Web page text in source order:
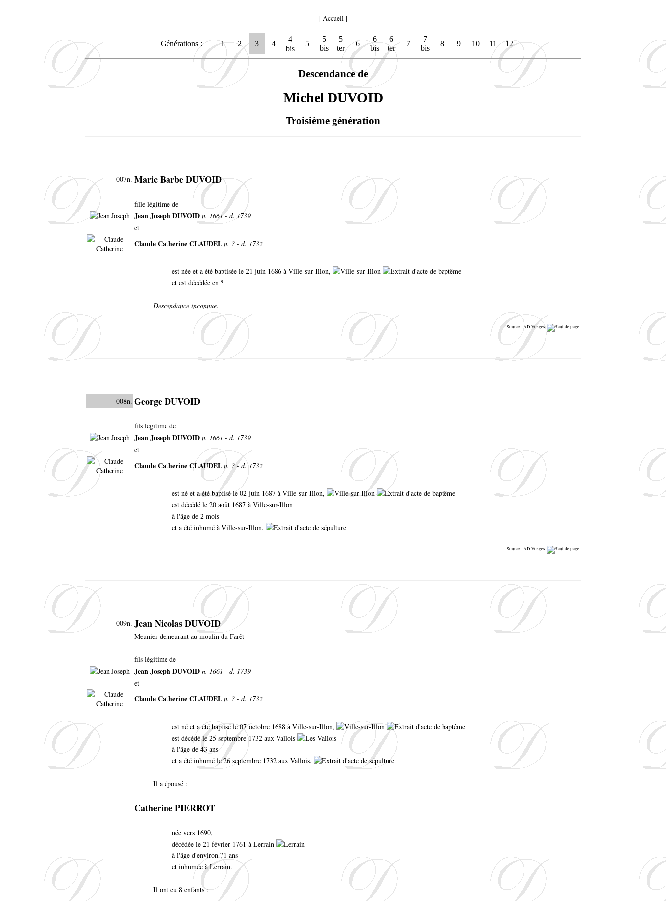
| Accueil|
Générations : 1 2 3 4
4
bis
5
5
bis
5
ter
6
6
bis
6
ter
7
7
bis
8 9 10 11 12
Descendance de
Michel DUVOID
Troisième génération
007n. Marie Barbe DUVOID
fille légitime de
Jean Joseph DUVOID n. 1661 - d. 1739
et
Claude Catherine CLAUDEL n. ? - d. 1732
est née et a été baptisée le 21 juin 1686 à Ville-sur-Illon,
et est décédée en ?
Descendance inconnue.
Source : AD Vosges
008n. George DUVOID
fils légitime de
Jean Joseph DUVOID n. 1661 - d. 1739
et
Claude Catherine CLAUDEL n. ? - d. 1732
est né et a été baptisé le 02 juin 1687 à Ville-sur-Illon,
est décédé le 20 août 1687 à Ville-sur-Illon
à l'âge de 2 mois
et a été inhumé à Ville-sur-Illon.
Source : AD Vosges
009n. Jean Nicolas DUVOID
Meunier demeurant au moulin du Farêt
fils légitime de
Jean Joseph DUVOID n. 1661 - d. 1739
et
Claude Catherine CLAUDEL n. ? - d. 1732
est né et a été baptisé le 07 octobre 1688 à Ville-sur-Illon,
est décédé le 25 septembre 1732 aux Vallois
à l'âge de 43 ans
et a été inhumé le 26 septembre 1732 aux Vallois.
Il a épousé :
Catherine PIERROT
née vers 1690,
décédée le 21 février 1761 à Lerrain
à l'âge d'environ 71 ans
et inhumée à Lerrain.
Il ont eu 8 enfants :